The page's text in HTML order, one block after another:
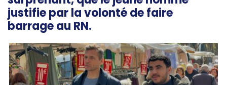
justifie par la volonté de faire
barrage au RN.